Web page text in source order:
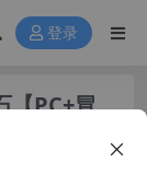
登录
【PC+冒
】